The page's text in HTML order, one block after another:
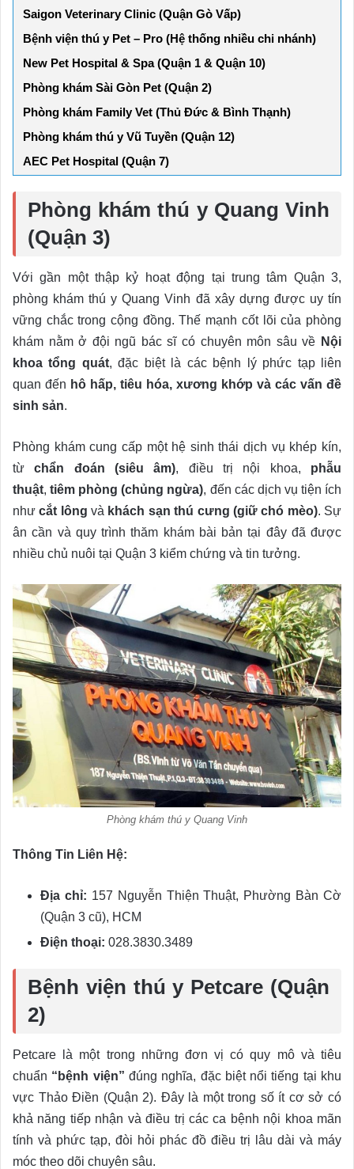
Saigon Veterinary Clinic (Quận Gò Vấp)
Bệnh viện thú y Pet – Pro (Hệ thống nhiều chi nhánh)
New Pet Hospital & Spa (Quận 1 & Quận 10)
Phòng khám Sài Gòn Pet (Quận 2)
Phòng khám Family Vet (Thủ Đức & Bình Thạnh)
Phòng khám thú y Vũ Tuyền (Quận 12)
AEC Pet Hospital (Quận 7)
Phòng khám thú y Quang Vinh
(Quận 3)
Với gần một thập kỷ hoạt động tại trung tâm Quận 3,
phòng khám thú y Quang Vinh đã xây dựng được uy tín
vững chắc trong cộng đồng. Thế mạnh cốt lõi của phòng
khám nằm ở đội ngũ bác sĩ có chuyên môn sâu về Nội
khoa tổng quát, đặc biệt là các bệnh lý phức tạp liên
quan đến hô hấp, tiêu hóa, xương khớp và các vấn đề
sinh sản.
Phòng khám cung cấp một hệ sinh thái dịch vụ khép kín,
từchẩn đoán (siêu âm), điều trị nội khoa, phẫu
thuật,tiêm phòng (chủng ngừa), đến các dịch vụ tiện ích
nhưcắt lông và khách sạn thú cưng (giữ chó mèo). Sự
ân cần và quy trình thăm khám bài bản tại đây đã được
nhiều chủ nuôi tại Quận 3 kiểm chứng và tin tưởng.
Phòng khám thú y Quang Vinh
Thông Tin Liên Hệ:
Địa chỉ: 157 Nguyễn Thiện Thuật, Phường Bàn Cờ
(Quận 3 cũ), HCM
Điện thoại: 028.3830.3489
Bệnh viện thú y Petcare (Quận
2)
Petcare là một trong những đơn vị có quy mô và tiêu
chuẩn “bệnh viện” đúng nghĩa, đặc biệt nổi tiếng tại khu
vực Thảo Điền (Quận 2). Đây là một trong số ít cơ sở có
khả năng tiếp nhận và điều trị các ca bệnh nội khoa mãn
tính và phức tạp, đòi hỏi phác đồ điều trị lâu dài và máy
móc theo dõi chuyên sâu.